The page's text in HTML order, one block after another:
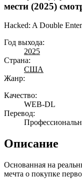
мести (2025)
Hacked: A Double
Год выхода:
2025
Страна:
США
Жанр:
Качество:
WEB-DL
Перевод:
Описание
Основанная на
мечта о покупке